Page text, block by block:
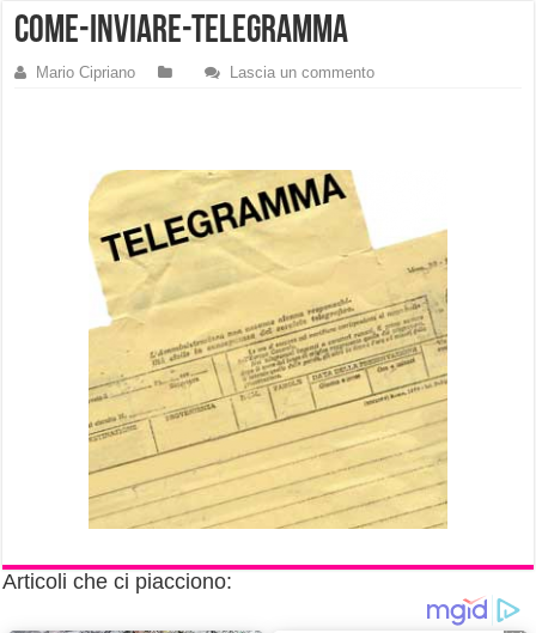
come-inviare-telegramma
Mario Cipriano Lascia un commento
Articoli che ci piacciono: